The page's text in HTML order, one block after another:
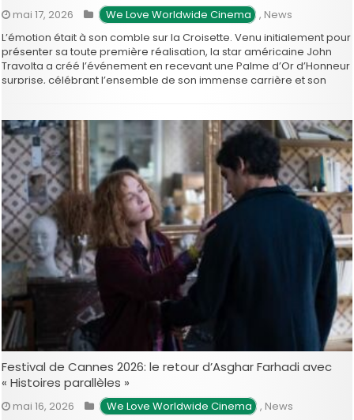
mai 17, 2026 We Love Worldwide Cinema , News
L’émotion était à son comble sur la Croisette. Venu initialement pour
présenter sa toute première réalisation, la star américaine John
Travolta a créé l’événement en recevant une Palme d’Or d’Honneur
surprise, célébrant l’ensemble de son immense carrière et son
Festival de Cannes 2026: le retour d’Asghar Farhadi avec
« Histoires parallèles »
mai 16, 2026 We Love Worldwide Cinema , News